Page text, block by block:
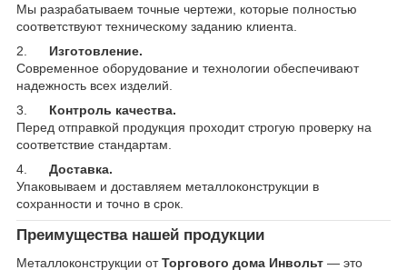
Мы разрабатываем точные чертежи, которые полностью
соответствуют техническому заданию клиента.
2.
Изготовление.
Современное оборудование и технологии обеспечивают
надежность всех изделий.
3.
Контроль качества.
Перед отправкой продукция проходит строгую проверку на
соответствие стандартам.
4.
Доставка.
Упаковываем и доставляем металлоконструкции в
сохранности и точно в срок.
Преимущества нашей продукции
Металлоконструкции отТоргового дома Инвольт — это